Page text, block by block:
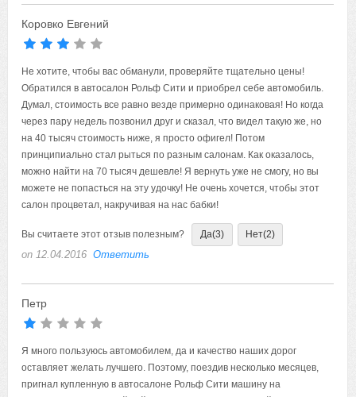
Коровко Евгений
Не хотите, чтобы вас обманули, проверяйте тщательно цены!
Обратился в автосалон Рольф Сити и приобрел себе автомобиль.
Думал, стоимость все равно везде примерно одинаковая! Но когда
через пару недель позвонил друг и сказал, что видел такую же, но
на 40 тысяч стоимость ниже, я просто офигел! Потом
принципиально стал рыться по разным салонам. Как оказалось,
можно найти на 70 тысяч дешевле! Я вернуть уже не смогу, но вы
можете не попасться на эту удочку! Не очень хочется, чтобы этот
салон процветал, накручивая на нас бабки!
Вы считаете этот отзыв полезным? Да(3) Нет(2)
on 12.04.2016 Ответить
Петр
Я много пользуюсь автомобилем, да и качество наших дорог
оставляет желать лучшего. Поэтому, поездив несколько месяцев,
пригнал купленную в автосалоне Рольф Сити машину на